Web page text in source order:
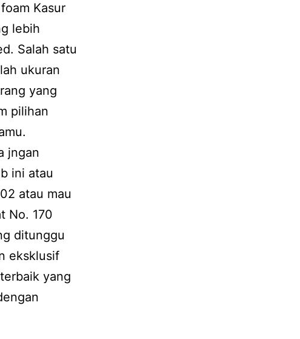
Kasur
lebih
Salah satu
ukuran
yang
pilihan
jngan
ini atau
atau mau
No. 170
ditunggu
eksklusif
yang